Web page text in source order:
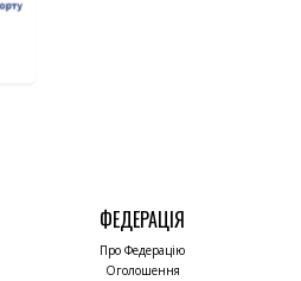
ФЕДЕРАЦІЯ
Про Федерацію
Оголошення